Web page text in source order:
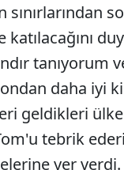
katılacağını
tanıyorum
daha iyi
geldikleri
tebrik
yer verdi.